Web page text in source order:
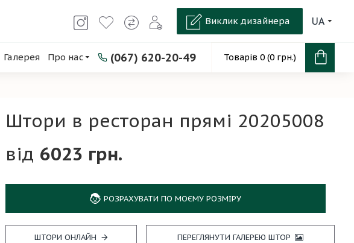
UA
Виклик дизайнера
Галерея Про нас (067) 620-20-49 Товарів 0 (0 грн.)
Штори в ресторан прямі 20205008
6023 грн.
РОЗРАХУВАТИ ПО МОЄМУ РОЗМІРУ
ШТОРИ ОНЛАЙН ПЕРЕГЛЯНУТИ ГАЛЕРЕЮ ШТОР